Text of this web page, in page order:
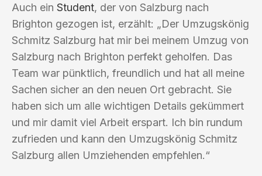
Auch ein Student, der von Salzburg nach
Brighton gezogen ist, erzählt: „Der Umzugskönig
Schmitz Salzburg hat mir bei meinem Umzug von
Salzburg nach Brighton perfekt geholfen. Das
Team war pünktlich, freundlich und hat all meine
Sachen sicher an den neuen Ort gebracht. Sie
haben sich um alle wichtigen Details gekümmert
und mir damit viel Arbeit erspart. Ich bin rundum
zufrieden und kann den Umzugskönig Schmitz
Salzburg allen Umziehenden empfehlen.“